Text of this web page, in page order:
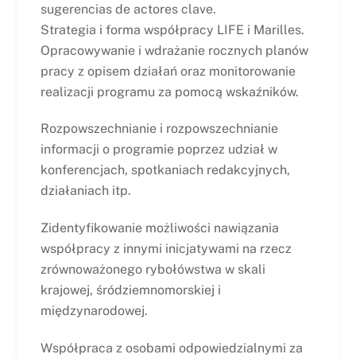
sugerencias de actores clave.
Strategia i forma współpracy LIFE i Marilles.
Opracowywanie i wdrażanie rocznych planów
pracy z opisem działań oraz monitorowanie
realizacji programu za pomocą wskaźników.
Rozpowszechnianie i rozpowszechnianie
informacji o programie poprzez udział w
konferencjach, spotkaniach redakcyjnych,
działaniach itp.
Zidentyfikowanie możliwości nawiązania
współpracy z innymi inicjatywami na rzecz
zrównoważonego rybołówstwa w skali
krajowej, śródziemnomorskiej i
międzynarodowej.
Współpraca z osobami odpowiedzialnymi za